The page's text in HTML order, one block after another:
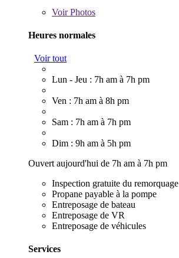
VoirPhotos
Heures normales
Voir tout
Lun - Jeu : 7h am à 7h pm
Ven : 7h am à 8h pm
Sam : 7h am à 7h pm
Dim : 9h am à 5h pm
Ouvert aujourd'hui de 7h am à 7h pm
Inspection gratuite du remorquage
Propane payable à la pompe
Entreposage de bateau
Entreposage de VR
Entreposage de véhicules
Services